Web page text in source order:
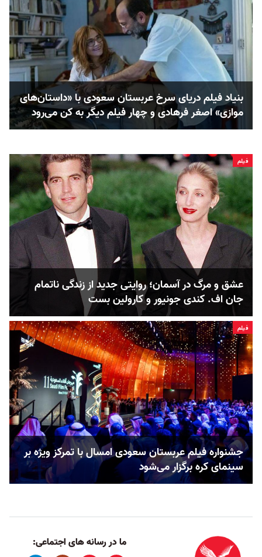
بنیاد فیلم دریای سرخ عربستان سعودی با «داستان‌های
موازی» اصغر فرهادی و چهار فیلم دیگر به کن می‌رود
فیلم
عشق و مرگ در آسمان؛ روایتی جدید از زندگی ناتمام
جان اف. کندی جونیور و کارولین بست
فیلم
جشنواره فیلم عربستان سعودی امسال با تمرکز ویژه بر
سینمای کره برگزار می‌شود
ما در رسانه های اجتماعی: